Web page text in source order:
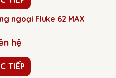
ngoại Fluke 62 MAX
hệ
TIẾP